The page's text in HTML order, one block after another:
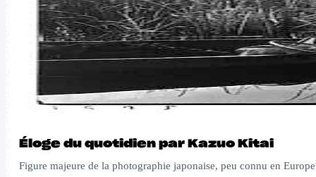
Éloge du quotidien par Kazuo Kitai
Figure majeure de la photographie japonaise, peu connu en